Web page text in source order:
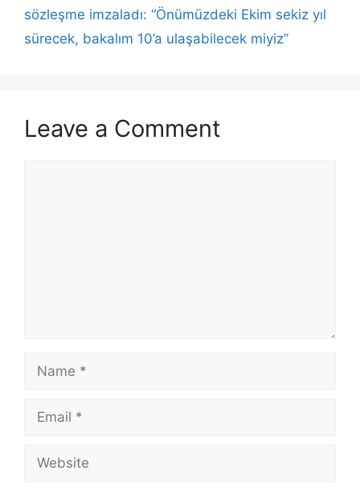
sözleşme imzaladı: “Önümüzdeki Ekim sekiz yıl
sürecek, bakalım 10’a ulaşabilecek miyiz”
Leave a Comment
Name
Email
Website